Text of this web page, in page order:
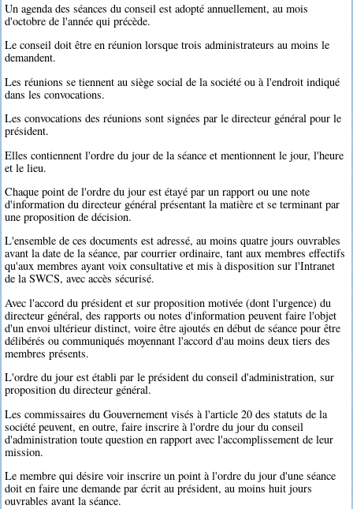
Un agenda des séances du conseil est adopté annuellement, au mois
d'octobre de l'année qui précède.
Le conseil doit être en réunion lorsque trois administrateurs au moins le
demandent.
Les réunions se tiennent au siège social de la société ou à l'endroit indiqué
dans les convocations.
Les convocations des réunions sont signées par le directeur général pour le
président.
Elles contiennent l'ordre du jour de la séance et mentionnent le jour, l'heure
et le lieu.
Chaque point de l'ordre du jour est étayé par un rapport ou une note
d'information du directeur général présentant la matière et se terminant par
une proposition de décision.
L'ensemble de ces documents est adressé, au moins quatre jours ouvrables
avant la date de la séance, par courrier ordinaire, tant aux membres effectifs
qu'aux membres ayant voix consultative et mis à disposition sur l'Intranet
de la SWCS, avec accès sécurisé.
Avec l'accord du président et sur proposition motivée (dont l'urgence) du
directeur général, des rapports ou notes d'information peuvent faire l'objet
d'un envoi ultérieur distinct, voire être ajoutés en début de séance pour être
délibérés ou communiqués moyennant l'accord d'au moins deux tiers des
membres présents.
L'ordre du jour est établi par le président du conseil d'administration, sur
proposition du directeur général.
Les commissaires du Gouvernement visés à l'article 20 des statuts de la
société peuvent, en outre, faire inscrire à l'ordre du jour du conseil
d'administration toute question en rapport avec l'accomplissement de leur
mission.
Le membre qui désire voir inscrire un point à l'ordre du jour d'une séance
doit en faire une demande par écrit au président, au moins huit jours
ouvrables avant la séance.